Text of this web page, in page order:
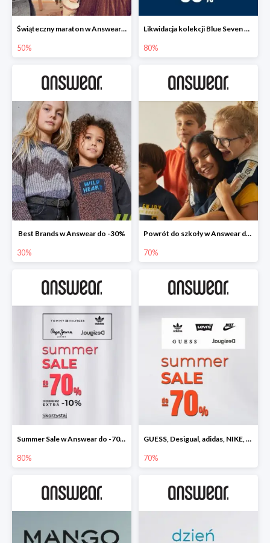
Świąteczny maraton w Answear do -50%
50%
Likwidacja kolekcji Blue Seven w Answear do -80%
80%
Best Brands w Answear do -30%
30%
Powrót do szkoły w Answear do -70%
70%
Summer Sale w Answear do -70% + dodatkowe 10% rabatu
80%
GUESS, Desigual, adidas, NIKE, LEVI'S wyprzedaż do -70%
70%